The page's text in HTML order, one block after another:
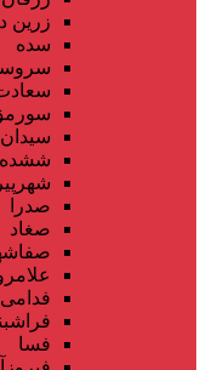
زرین
سده
سیدان
ششده
شهرپیر
صدرا
صغاد
فدامی
فسا